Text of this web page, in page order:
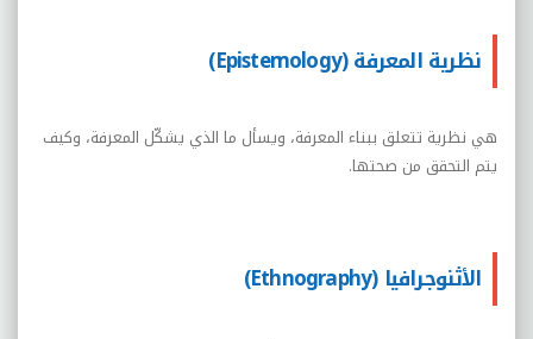
نظرية المعرفة (Epistemology)
هي نظرية تتعلق ببناء المعرفة، ويسأل ما الذي يشكّل المعرفة، وكيف
يتم التحقق من صحتها.
الأثنوجرافيا (Ethnography)